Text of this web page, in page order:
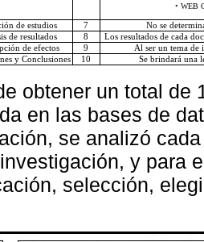
• WEB
de estudios 7
No se
de resultados
8
Los resultados de cada
de efectos
9
Al ser un tema de
y Conclusiones
10 Se brindará una
obtener un total de
en las bases de
se analizó
y para
selección,